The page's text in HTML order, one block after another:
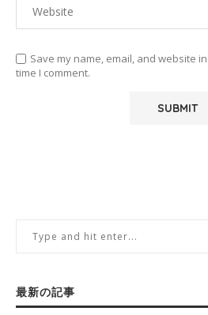
Save my name, email, and website
time I comment.
最新の記事